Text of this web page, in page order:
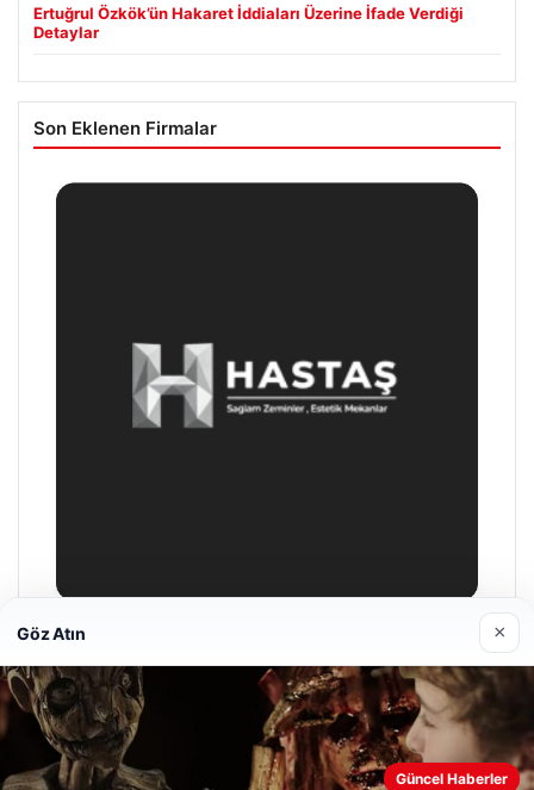
Ertuğrul Özkök’ün Hakaret İddiaları Üzerine İfade Verdiği
Detaylar
Son Eklenen Firmalar
Nisan 29, 2026
Web sitemizi nasıl kullandığınızı daha iyi anlayabilmek,
Göz Atın ×
Güncel Haberler